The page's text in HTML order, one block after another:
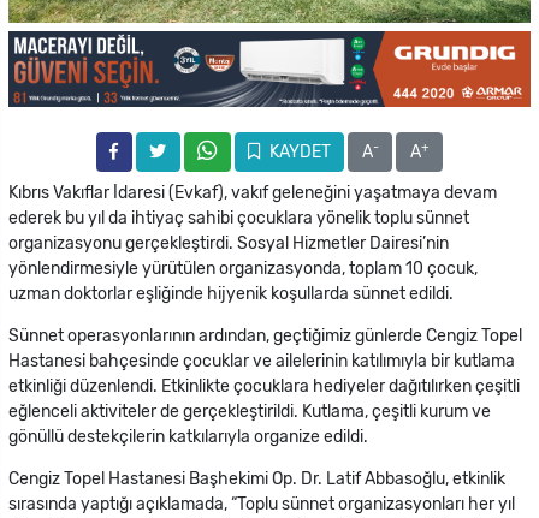
KAYDET A- A+
Kıbrıs Vakıflar İdaresi (Evkaf), vakıf geleneğini yaşatmaya devam
ederek bu yıl da ihtiyaç sahibi çocuklara yönelik toplu sünnet
organizasyonu gerçekleştirdi. Sosyal Hizmetler Dairesi’nin
yönlendirmesiyle yürütülen organizasyonda, toplam 10 çocuk,
uzman doktorlar eşliğinde hijyenik koşullarda sünnet edildi.
Sünnet operasyonlarının ardından, geçtiğimiz günlerde Cengiz Topel
Hastanesi bahçesinde çocuklar ve ailelerinin katılımıyla bir kutlama
etkinliği düzenlendi. Etkinlikte çocuklara hediyeler dağıtılırken çeşitli
eğlenceli aktiviteler de gerçekleştirildi. Kutlama, çeşitli kurum ve
gönüllü destekçilerin katkılarıyla organize edildi.
Cengiz Topel Hastanesi Başhekimi Op. Dr. Latif Abbasoğlu, etkinlik
sırasında yaptığı açıklamada, “Toplu sünnet organizasyonları her yıl